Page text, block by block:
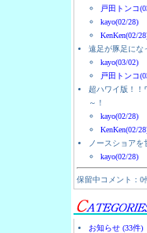
戸田トンコ
kayo(02/28)
KenKen(02/
遠足が豚足にな
kayo(03/02)
戸田トンコ
超ハワイ版！！
～！
kayo(02/28)
KenKen(02/
ノースショア
kayo(02/28)
保留中コメント：0
お知らせ (33件)